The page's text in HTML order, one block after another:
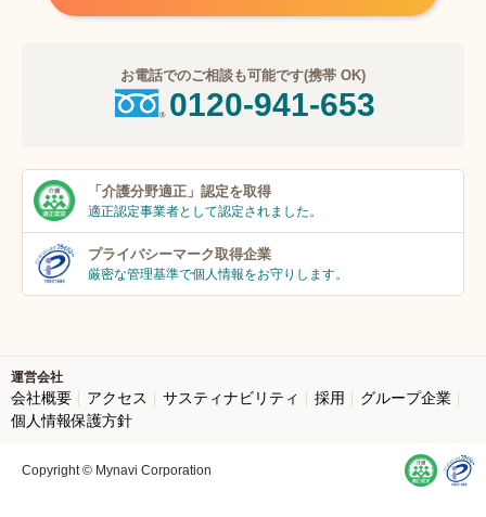
お電話でのご相談も可能です(携帯 OK)
0120-941-653
「介護分野適正」 認定を取得
適正認定事業者として認定されました。
プライバシーマーク取得企業
厳密な管理基準で個人情報をお守りします。
運営会社
会社概要 アクセス サスティナビリティ 採用
グループ企業
個人情報保護方針
Copyright © Mynavi Corporation